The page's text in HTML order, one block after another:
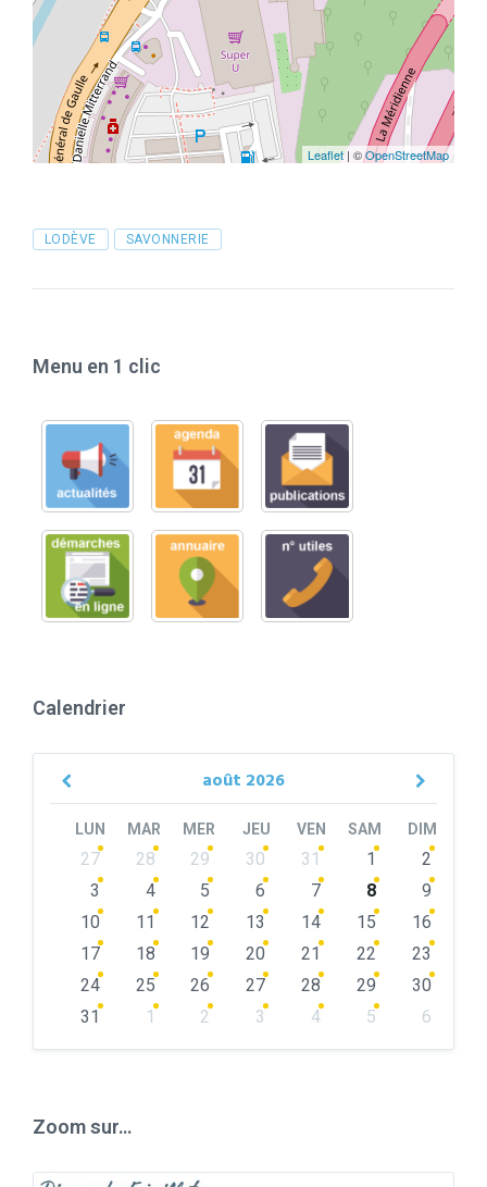
Leaflet | ©OpenStreetMap
Tags
LODÈVE SAVONNERIE
Menu en 1 clic
Calendrier
août 2026
Previous
LUN MAR MER JEU VEN SAM DIM
Skip
calendar
27 28 29 30 31 1
2
3
4 5 6 7 8
9
10
11 12 13 14 15
16
17
18 19 20 21 22
23
24
25 26 27 28 29
30
31
1 2 3 4 5
6
Zoom sur…